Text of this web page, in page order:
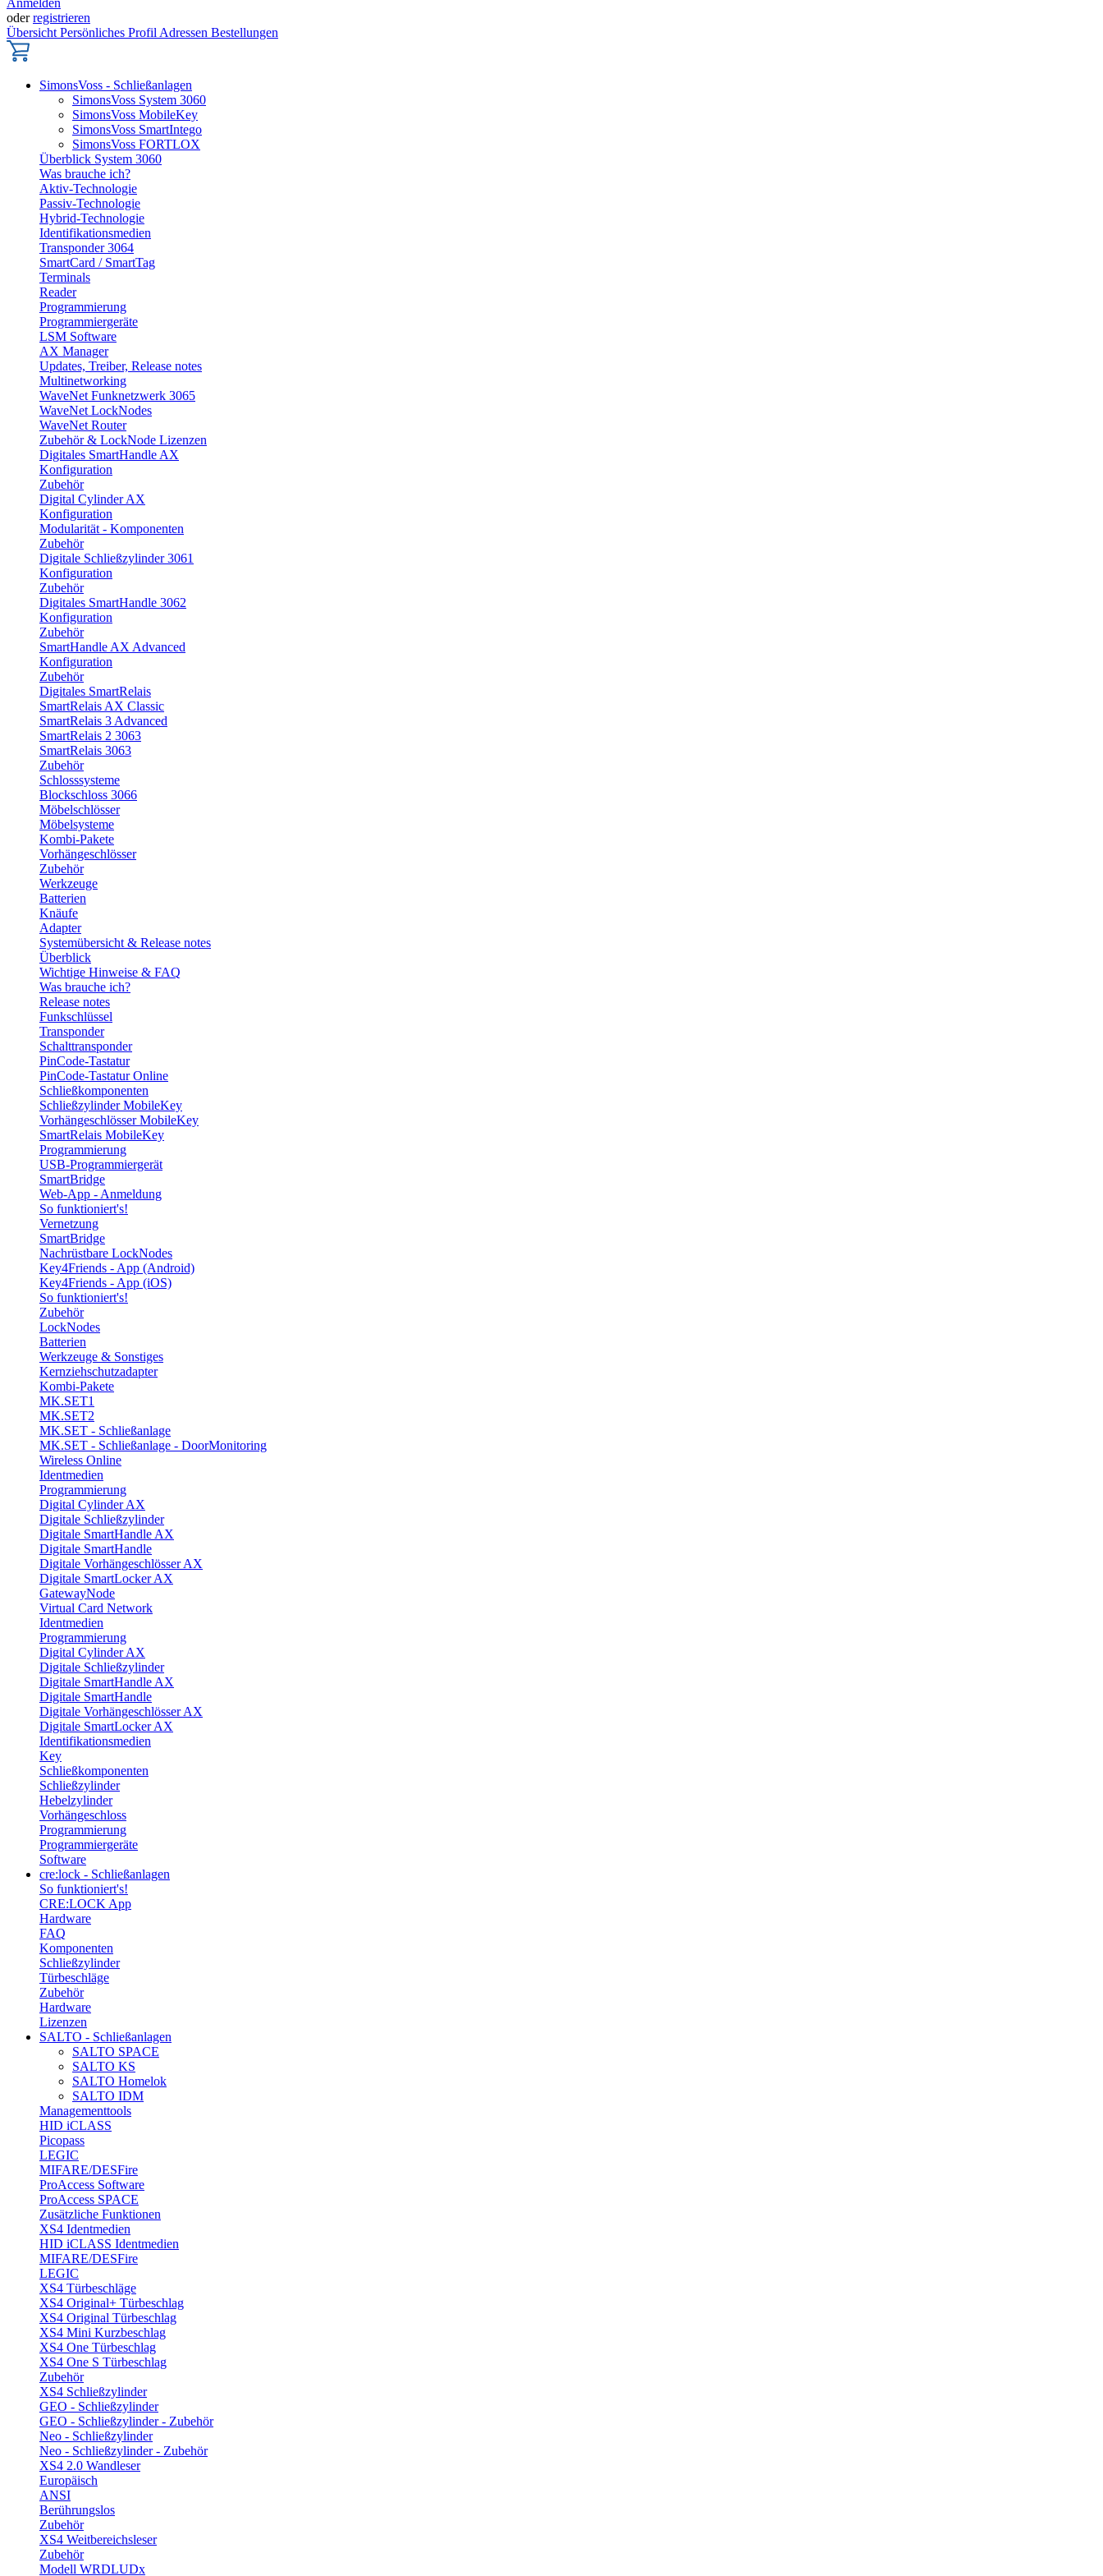
Anmelden
oderregistrieren
Übersicht Persönliches Profil Adressen Bestellungen
SimonsVoss - Schließanlagen
SimonsVoss System 3060
SimonsVoss MobileKey
SimonsVoss SmartIntego
SimonsVoss FORTLOX
Überblick System 3060
Was brauche ich?
Aktiv-Technologie
Passiv-Technologie
Hybrid-Technologie
Identifikationsmedien
Transponder 3064
SmartCard / SmartTag
Terminals
Reader
Programmierung
Programmiergeräte
LSM Software
AX Manager
Updates, Treiber, Release notes
Multinetworking
WaveNet Funknetzwerk 3065
WaveNet LockNodes
WaveNet Router
Zubehör & LockNode Lizenzen
Digitales SmartHandle AX
Konfiguration
Zubehör
Digital Cylinder AX
Konfiguration
Modularität - Komponenten
Zubehör
Digitale Schließzylinder 3061
Konfiguration
Zubehör
Digitales SmartHandle 3062
Konfiguration
Zubehör
SmartHandle AX Advanced
Konfiguration
Zubehör
Digitales SmartRelais
SmartRelais AX Classic
SmartRelais 3 Advanced
SmartRelais 2 3063
SmartRelais 3063
Zubehör
Schlosssysteme
Blockschloss 3066
Möbelschlösser
Möbelsysteme
Kombi-Pakete
Vorhängeschlösser
Zubehör
Werkzeuge
Batterien
Knäufe
Adapter
Systemübersicht & Release notes
Überblick
Wichtige Hinweise & FAQ
Was brauche ich?
Release notes
Funkschlüssel
Transponder
Schalttransponder
PinCode-Tastatur
PinCode-Tastatur Online
Schließkomponenten
Schließzylinder MobileKey
Vorhängeschlösser MobileKey
SmartRelais MobileKey
Programmierung
USB-Programmiergerät
SmartBridge
Web-App - Anmeldung
So funktioniert's!
Vernetzung
SmartBridge
Nachrüstbare LockNodes
Key4Friends - App (Android)
Key4Friends - App (iOS)
So funktioniert's!
Zubehör
LockNodes
Batterien
Werkzeuge & Sonstiges
Kernziehschutzadapter
Kombi-Pakete
MK.SET1
MK.SET2
MK.SET - Schließanlage
MK.SET - Schließanlage - DoorMonitoring
Wireless Online
Identmedien
Programmierung
Digital Cylinder AX
Digitale Schließzylinder
Digitale SmartHandle AX
Digitale SmartHandle
Digitale Vorhängeschlösser AX
Digitale SmartLocker AX
GatewayNode
Virtual Card Network
Identmedien
Programmierung
Digital Cylinder AX
Digitale Schließzylinder
Digitale SmartHandle AX
Digitale SmartHandle
Digitale Vorhängeschlösser AX
Digitale SmartLocker AX
Identifikationsmedien
Key
Schließkomponenten
Schließzylinder
Hebelzylinder
Vorhängeschloss
Programmierung
Programmiergeräte
Software
cre:lock - Schließanlagen
So funktioniert's!
CRE:LOCK App
Hardware
FAQ
Komponenten
Schließzylinder
Türbeschläge
Zubehör
Hardware
Lizenzen
SALTO - Schließanlagen
SALTO SPACE
SALTO KS
SALTO Homelok
SALTO IDM
Managementtools
HID iCLASS
Picopass
LEGIC
MIFARE/DESFire
ProAccess Software
ProAccess SPACE
Zusätzliche Funktionen
XS4 Identmedien
HID iCLASS Identmedien
MIFARE/DESFire
LEGIC
XS4 Türbeschläge
XS4 Original+ Türbeschlag
XS4 Original Türbeschlag
XS4 Mini Kurzbeschlag
XS4 One Türbeschlag
XS4 One S Türbeschlag
Zubehör
XS4 Schließzylinder
GEO - Schließzylinder
GEO - Schließzylinder - Zubehör
Neo - Schließzylinder
Neo - Schließzylinder - Zubehör
XS4 2.0 Wandleser
Europäisch
ANSI
Berührungslos
Zubehör
XS4 Weitbereichsleser
Zubehör
Modell WRDLUDx